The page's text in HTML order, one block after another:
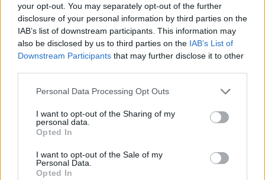
your opt-out. You may separately opt-out of the further
disclosure of your personal information by third parties on the
IAB’s list of downstream participants. This information may
also be disclosed by us to third parties on the IAB’s List of
Downstream Participants that may further disclose it to other
Please note that this website/app uses one or more Google
not limited to your visit or usage behaviour. You may click to
grant or deny consent to Google and its third-party tags to
use your data for below specified purposes in below Google
consent section.
Personal Data Processing Opt Outs
I want to opt-out of the Sharing of my
personal data.
Opted In
I want to opt-out of the Sale of my
Personal Data.
Opted In
El PIB de España crece un 0.7% en el
segundo trimestre de 2026, por encima de
la media de la UE
El PIB de España registra un crecimiento del…